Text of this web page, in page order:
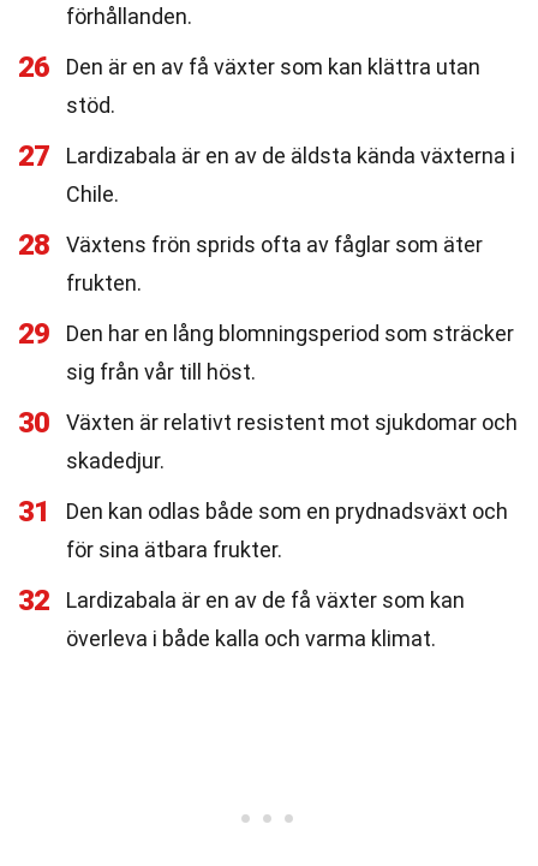
förhållanden.
26
Den är en av få växter som kan klättra utan
stöd.
27
Lardizabala är en av de äldsta kända växterna i
Chile.
28
Växtens frön sprids ofta av fåglar som äter
frukten.
29
Den har en lång blomningsperiod som sträcker
sig från vår till höst.
30
Växten är relativt resistent mot sjukdomar och
skadedjur.
31
Den kan odlas både som en prydnadsväxt och
för sina ätbara frukter.
32
Lardizabala är en av de få växter som kan
överleva i både kalla och varma klimat.